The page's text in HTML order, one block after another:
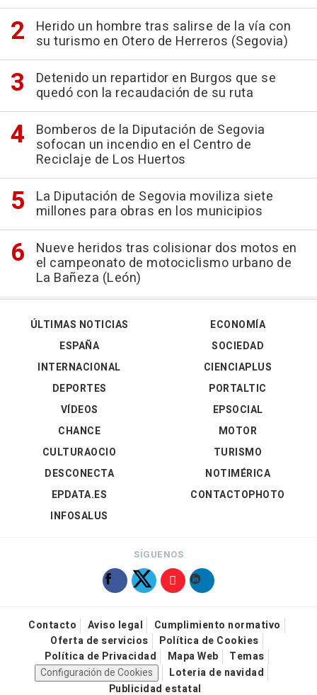
Herido un hombre tras salirse de la vía con
su turismo en Otero de Herreros (Segovia)
Detenido un repartidor en Burgos que se
quedó con la recaudación de su ruta
Bomberos de la Diputación de Segovia
sofocan un incendio en el Centro de
Reciclaje de Los Huertos
La Diputación de Segovia moviliza siete
millones para obras en los municipios
Nueve heridos tras colisionar dos motos en
el campeonato de motociclismo urbano de
La Bañeza (León)
ÚLTIMAS NOTICIAS
ESPAÑA
INTERNACIONAL
DEPORTES
VÍDEOS
ECONOMÍA
SOCIEDAD
CIENCIAPLUS
PORTALTIC
EPSOCIAL
CHANCE
CULTURAOCIO
DESCONECTA
EPDATA.ES
INFOSALUS
MOTOR
TURISMO
NOTIMÉRICA
CONTACTOPHOTO
SÍGUENOS
Contacto Aviso legal
Cumplimiento normativo
Oferta de servicios
Política de Cookies
Política de Privacidad
Mapa Web
Temas
Configuración de Cookies
Loteria de navidad
Publicidad estatal